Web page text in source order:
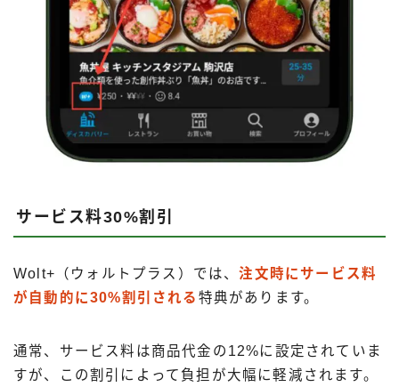
サービス料30%割引
Wolt+（ウォルトプラス）では、注文時にサービス料
が自動的に30%割引される 特典があります。
通常、サービス料は商品代金の12%に設定されていま
すが、この割引によって負担が大幅に軽減されます。